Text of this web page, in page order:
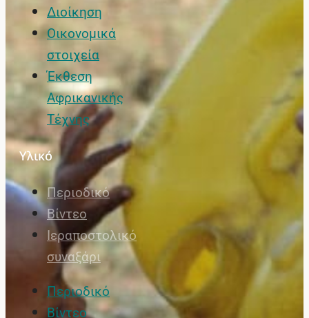
Διοίκηση
Οικονομικά
στοιχεία
Έκθεση
Αφρικανικής
Τέχνης
Υλικό
Περιοδικό
Βίντεο
Ιεραποστολικό
συναξάρι
Περιοδικό
Βίντεο